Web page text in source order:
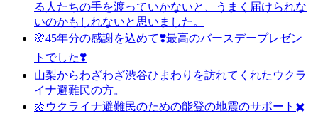
る人たちの手を渡っていかないと、うまく届けられな
いのかもしれないと思いました。
🌸45年分の感謝を込めて❣️最高のバースデープレゼン
トでした❣️
山梨からわざわざ渋谷ひまわりを訪れてくれたウクラ
イナ避難民の方。
🌼ウクライナ避難民のための能登の地震のサポート✖️